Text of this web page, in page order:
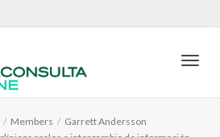
Members
Garrett Andersson